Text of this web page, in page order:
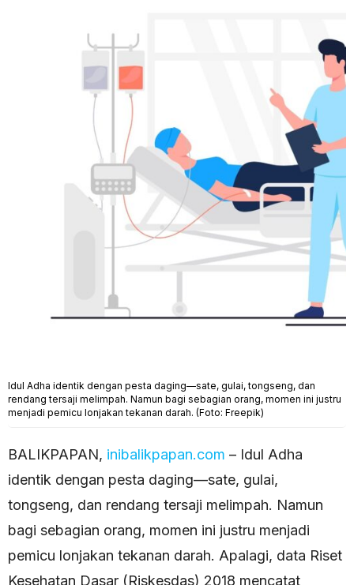
Idul Adha identik dengan pesta daging—sate, gulai, tongseng, dan
rendang tersaji melimpah. Namun bagi sebagian orang, momen ini justru
menjadi pemicu lonjakan tekanan darah. (Foto: Freepik)
BALIKPAPAN, inibalikpapan.com – Idul Adha
identik dengan pesta daging—sate, gulai,
tongseng, dan rendang tersaji melimpah. Namun
bagi sebagian orang, momen ini justru menjadi
pemicu lonjakan tekanan darah. Apalagi, data Riset
Kesehatan Dasar (Riskesdas) 2018 mencatat